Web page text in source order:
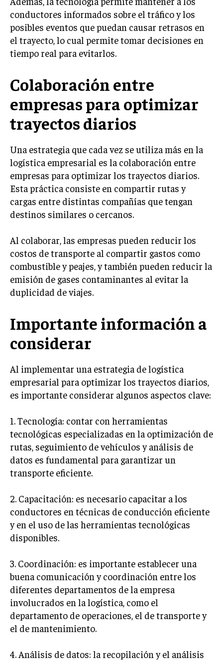
TRANSFORMACIÓN DIGITAL
ANALÍTICA EMPRESARIAL Y BUSINESS
INTELLIGENCE
CIBERSEGURIDAD EMPRESARIAL
EMPRESAS FAMILIARES Y SUCESIÓN
GESTIÓN DEL RIESGO EMPRESARIAL
NEGOCIACIÓN Y RESOLUCIÓN DE CONFLICTOS
ÉXITO EMPRESARIAL Y CASOS DE ESTUDIO
GOBIERNO CORPORATIVO
NEGOCIOS
ESTRATEGIAS DE NEGOCIOS
MARKETING B2C
FRANQUICIAS
MARKETING DE INFLUENCERS
E-COMMERCE Y COMERCIO ELECTRÓNICO
ESTRATEGIAS DE PRICING Y GESTIÓN DE
PRECIOS
GESTIÓN DE CRISIS EMPRESARIALES
EMPRESAS Y STARTUPS TECNOLÓGICAS
MÁS
PROYECTOS
GESTIÓN DE PROYECTOS
GESTIÓN DE OPERACIONES Y CADENA DE
SUMINISTRO
LOGÍSTICA EMPRESARIAL
CALIDAD Y MEJORA CONTINUA
TALENTOS
COMPENSACIÓN Y BENEFICIOS
RECLUTAMIENTO Y SELECCIÓN
DESARROLLO DE PERSONAL
GESTIÓN DEL DESEMPEÑO
CULTURA Y CLIMA ORGANIZACIONAL
conductores informados sobre el tráfico y los
posibles eventos que puedan causar retrasos en
el trayecto, lo cual permite tomar decisiones en
tiempo real para evitarlos.
Colaboración entre
empresas para optimizar
trayectos diarios
Una estrategia que cada vez se utiliza más en la
logística empresarial es la colaboración entre
empresas para optimizar los trayectos diarios.
Esta práctica consiste en compartir rutas y
cargas entre distintas compañías que tengan
destinos similares o cercanos.
Al colaborar, las empresas pueden reducir los
costos de transporte al compartir gastos como
combustible y peajes, y también pueden reducir la
emisión de gases contaminantes al evitar la
duplicidad de viajes.
Importante información a
considerar
Al implementar una estrategia de logística
empresarial para optimizar los trayectos diarios,
es importante considerar algunos aspectos clave:
1. Tecnología: contar con herramientas
tecnológicas especializadas en la optimización de
rutas, seguimiento de vehículos y análisis de
datos es fundamental para garantizar un
transporte eficiente.
2. Capacitación: es necesario capacitar a los
conductores en técnicas de conducción eficiente
y en el uso de las herramientas tecnológicas
disponibles.
3. Coordinación: es importante establecer una
buena comunicación y coordinación entre los
diferentes departamentos de la empresa
involucrados en la logística, como el
departamento de operaciones, el de transporte y
el de mantenimiento.
4. Análisis de datos: la recopilación y el análisis